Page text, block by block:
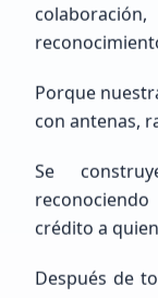
Raul
Porque
con antenas,
Se
crédito a
Después de